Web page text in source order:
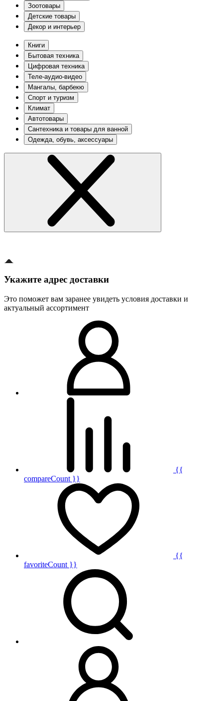
Зоотовары
Детские товары
Декор и интерьер
Книги
Бытовая техника
Цифровая техника
Теле-аудио-видео
Мангалы, барбекю
Спорт и туризм
Климат
Автотовары
Сантехника и товары для ванной
Одежда, обувь, аксессуары
Укажите адрес доставки
Это поможет вам заранее увидеть условия доставки и
актуальный ассортимент
{{
compareCount }}
{{
favoriteCount }}